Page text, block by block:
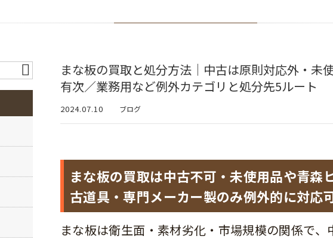
まな板の買取と処分方法｜中古は原則対応外・未
有次／業務用など例外カテゴリと処分先5ルート
2024.07.10 ブログ
まな板の買取は中古不可・未使用品や青森
古道具・専門メーカー製のみ例外的に対応
まな板は衛生面・素材劣化・市場規模の関係で